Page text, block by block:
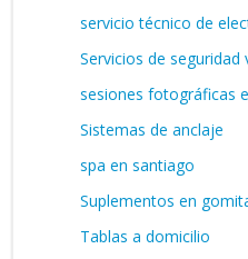
servicio técnico de
Servicios de seguridad
sesiones fotográficas
Sistemas de anclaje
spa en santiago
Suplementos en
Tablas a domicilio